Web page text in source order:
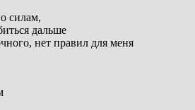
силам,
дальше
нет правил для меня